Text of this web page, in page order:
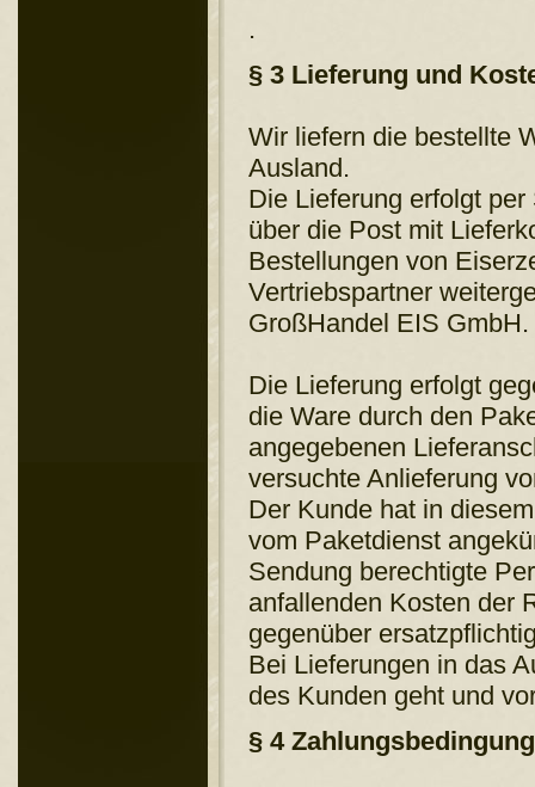
.
§ 3 Lieferung und
Wir liefern die bestellte
Ausland.
Die Lieferung erfolgt
über die Post mit
Bestellungen von
Vertriebspartner
GroßHandel EIS GmbH.
Die Lieferung erfolgt
die Ware durch den
angegebenen
versuchte Anlieferung
Der Kunde hat in
vom Paketdienst
Sendung berechtigte
anfallenden Kosten der
gegenüber
Bei Lieferungen in das
des Kunden geht und
§ 4